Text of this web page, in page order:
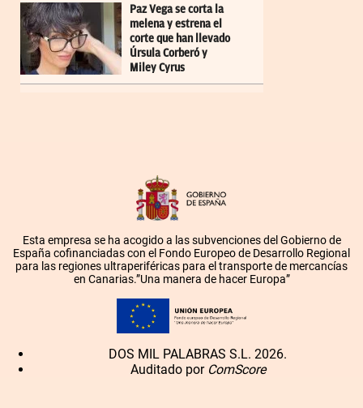
Paz Vega se corta la
melena y estrena el
corte que han llevado
Úrsula Corberó y
Miley Cyrus
Esta empresa se ha acogido a las subvenciones del Gobierno de
España cofinanciadas con el Fondo Europeo de Desarrollo Regional
para las regiones ultraperiféricas para el transporte de mercancías
en Canarias.”Una manera de hacer Europa”
DOS MIL PALABRAS S.L. 2026.
Auditado por ComScore